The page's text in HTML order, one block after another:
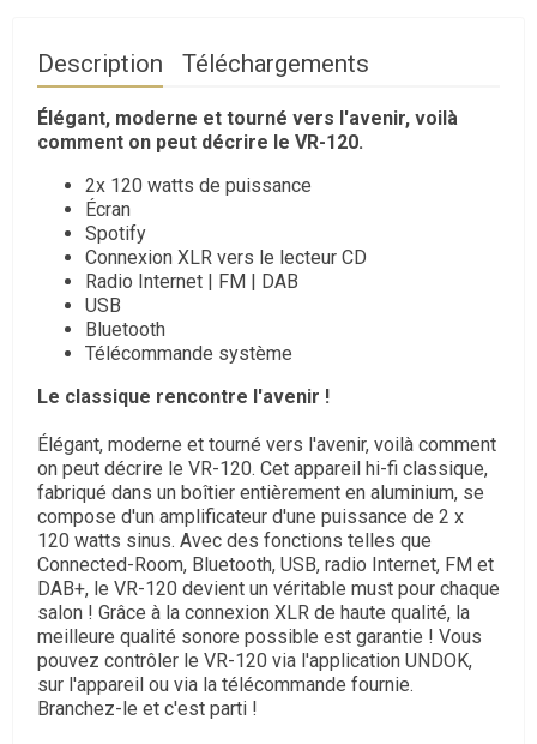
Description Téléchargements
Élégant, moderne et tourné vers l'avenir, voilà
comment on peut décrire le VR-120.
2x 120 watts de puissance
Écran
Spotify
Connexion XLR vers le lecteur CD
Radio Internet | FM | DAB
USB
Bluetooth
Télécommande système
Le classique rencontre l'avenir !
Élégant, moderne et tourné vers l'avenir, voilà comment
on peut décrire le VR-120. Cet appareil hi-fi classique,
fabriqué dans un boîtier entièrement en aluminium, se
compose d'un amplificateur d'une puissance de 2 x
120 watts sinus. Avec des fonctions telles que
Connected-Room, Bluetooth, USB, radio Internet, FM et
DAB+, le VR-120 devient un véritable must pour chaque
salon ! Grâce à la connexion XLR de haute qualité, la
meilleure qualité sonore possible est garantie ! Vous
pouvez contrôler le VR-120 via l'application UNDOK,
sur l'appareil ou via la télécommande fournie.
Branchez-le et c'est parti !